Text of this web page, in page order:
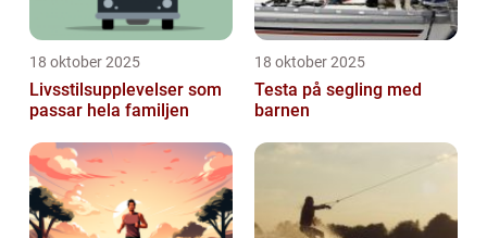
18 oktober 2025
Livsstilsupplevelser som
passar hela familjen
18 oktober 2025
Testa på segling med
barnen